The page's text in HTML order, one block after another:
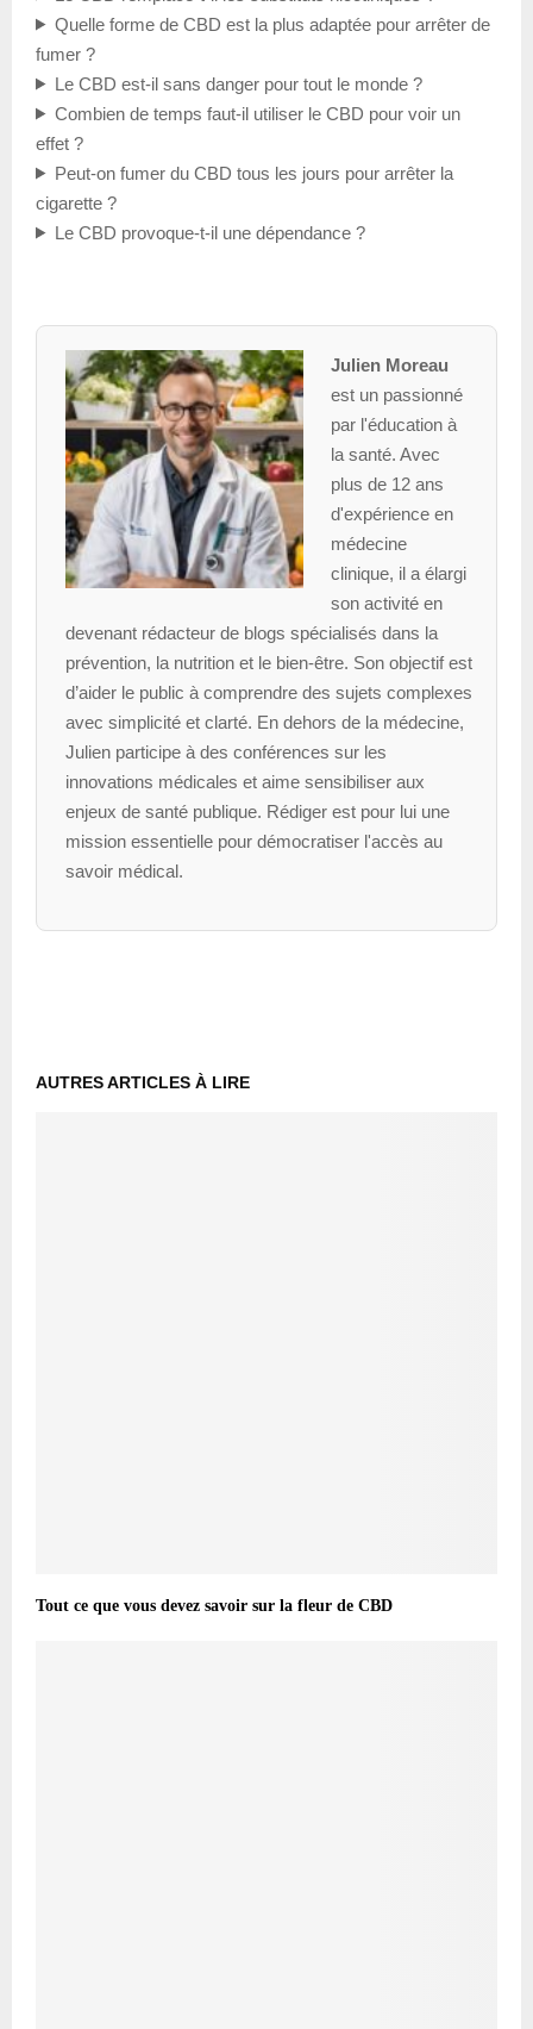
Quelle forme de CBD est la plus adaptée pour arrêter de
fumer ?
Le CBD est-il sans danger pour tout le monde ?
Combien de temps faut-il utiliser le CBD pour voir un
effet ?
Peut-on fumer du CBD tous les jours pour arrêter la
cigarette ?
Le CBD provoque-t-il une dépendance ?
Julien Moreau
est un passionné
par l'éducation à
la santé. Avec
plus de 12 ans
d'expérience en
médecine
clinique, il a élargi
son activité en
devenant rédacteur de blogs spécialisés dans la
prévention, la nutrition et le bien-être. Son objectif est
d’aider le public à comprendre des sujets complexes
avec simplicité et clarté. En dehors de la médecine,
Julien participe à des conférences sur les
innovations médicales et aime sensibiliser aux
enjeux de santé publique. Rédiger est pour lui une
mission essentielle pour démocratiser l'accès au
savoir médical.
AUTRES ARTICLES À LIRE
Tout ce que vous devez savoir sur la fleur de CBD